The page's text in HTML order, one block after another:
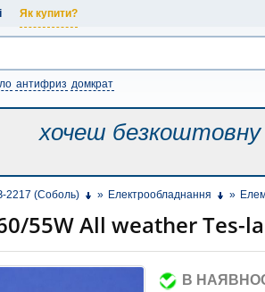
Як купити?
антифриз домкрат
хочеш безкоштовну
2217 (Соболь) » Електрообладнання »
55W All weather Tes-
В